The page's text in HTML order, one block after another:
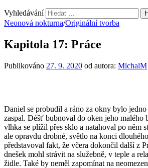
Vyhledávání
Neonová nokturna/Originální tvorba
Kapitola 17: Práce
Publikováno 27. 9. 2020 od autora: MichalM
Daniel se probudil a ráno za okny bylo
zaspal. Déšť bubnoval do oken jeho malého
vlhka se plížil přes sklo a natahoval po něm
ale opravdu drobné, světlo na konci
představoval fakt, že včera dokončil další z
dnešek mohl strávit na služebně, v teple a
židle. Také by neměl zapomínat na